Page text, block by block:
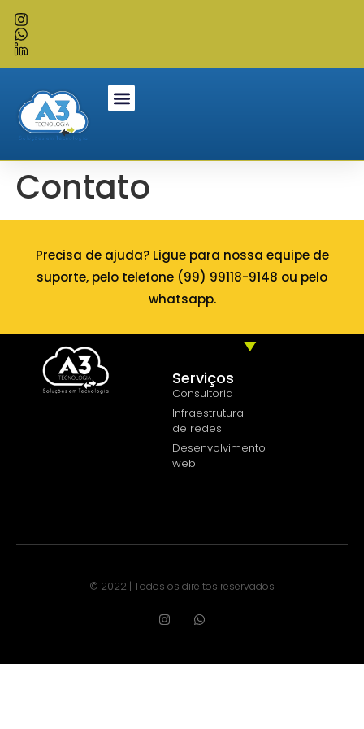
Contato
Precisa de ajuda? Ligue para nossa equipe de
suporte, pelo telefone (99) 99118-9148 ou pelo
whatsapp.
Serviços
Consultoria
Infraestrutura
de redes
Desenvolvimento
web
© 2022 | Todos os direitos reservados